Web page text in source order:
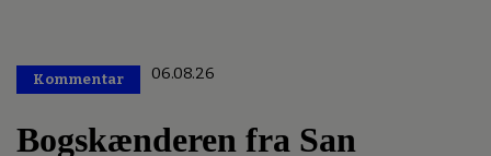
Kommentar 06.08.26
Bogskænderen fra San